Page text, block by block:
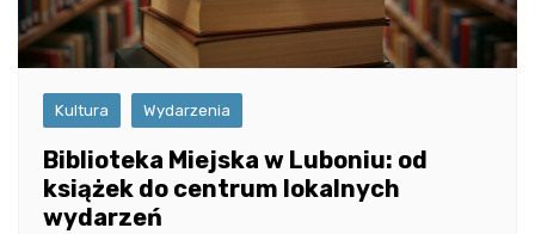
Kultura Wydarzenia
Biblioteka Miejska w Luboniu: od
książek do centrum lokalnych
wydarzeń